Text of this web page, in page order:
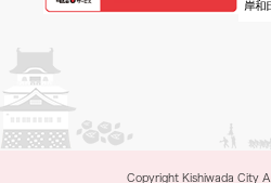
Copyright Kishiwada City